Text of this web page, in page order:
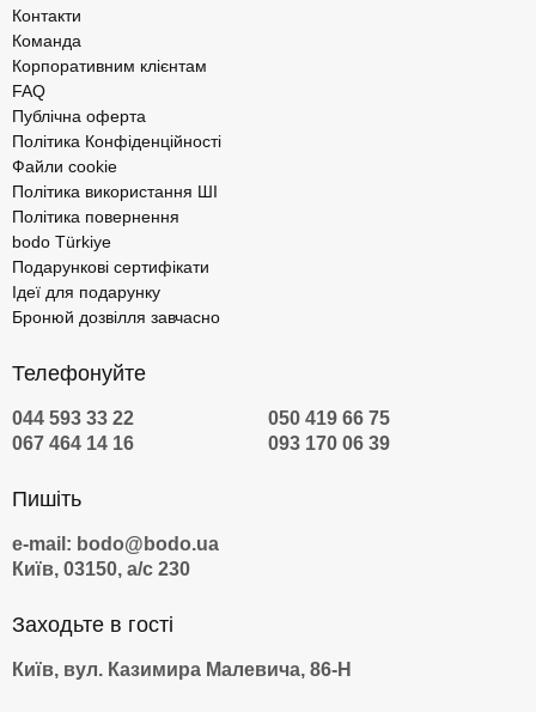
Контакти
Команда
Корпоративним клієнтам
FAQ
Публічна оферта
Політика Конфіденційності
Файли cookie
Політика використання ШІ
Політика повернення
bodo Türkiye
Подарункові сертифікати
Ідеї для подарунку
Бронюй дозвілля завчасно
Телефонуйте
044 593 33 22
050 419 66 75
067 464 14 16
093 170 06 39
Пишіть
e-mail: bodo@bodo.ua
Київ, 03150, а/с 230
Заходьте в гості
Київ, вул. Казимира Малевича, 86-Н